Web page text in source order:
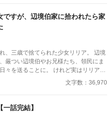
の淹れ方すら知らない自分。三ヶ月
呼ばれたルチアは、辺境伯の財務顧問
。
ですが、辺境伯家に拾われたら家
三歳で捨てられた少女リリア。 辺境
厳つい辺境伯やお兄様たち、領民にま
とに。 けれど実はリリア
だった。 これは捨てられた
に包まれながら成長していく物語。
文字数：36,970
話完結】